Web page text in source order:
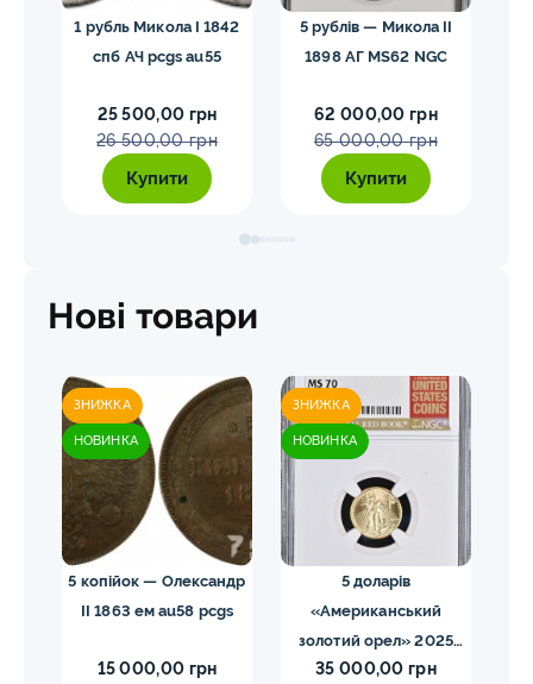
1 рубль Микола I 1842
спб АЧ pcgs au55
25 500,00 грн
26 500,00 грн
Купити
5 рублів — Микола II
1898 АГ MS62 NGC
62 000,00 грн
65 000,00 грн
Купити
Нові товари
ЗНИЖКА
НОВИНКА
5 копійок — Олександр
II 1863 ем au58 pcgs
15 000,00 грн
ЗНИЖКА
НОВИНКА
5 доларів
«Американський
золотий орел» 2025
MS70 NGC орел тип2
35 000,00 грн